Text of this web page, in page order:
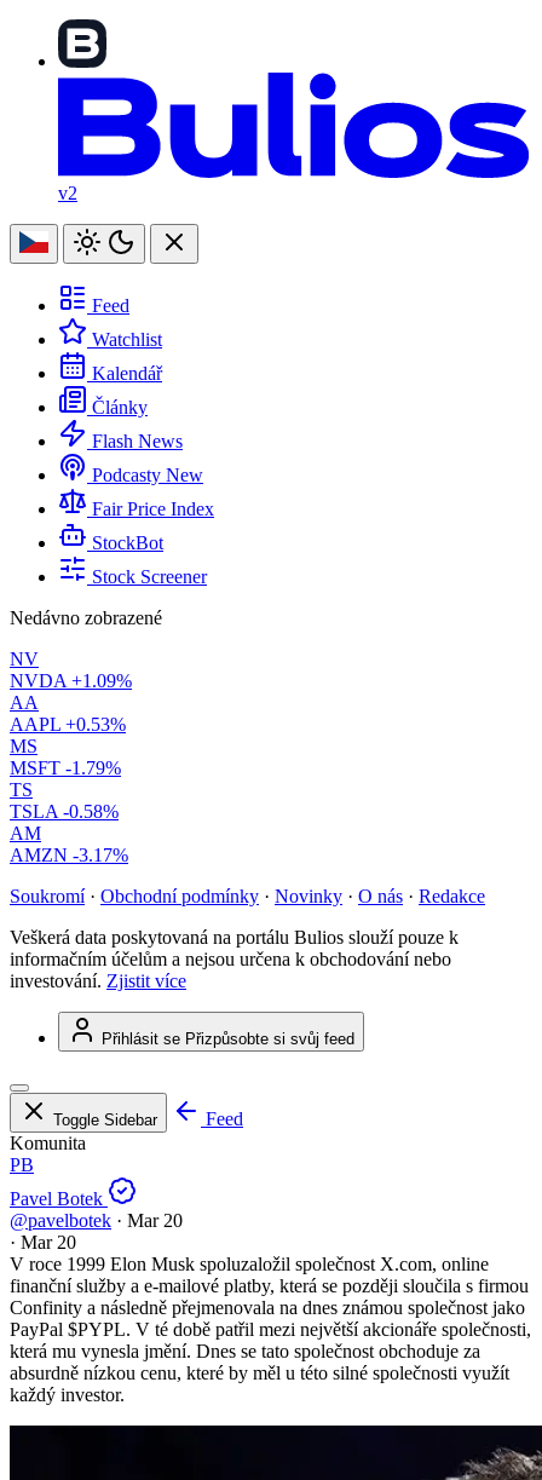
v2
Feed
Watchlist
Kalendář
Články
Flash News
Podcasty New
Fair Price Index
StockBot
Stock Screener
Nedávno zobrazené
NV
NVDA +1.09%
AA
AAPL +0.53%
MS
MSFT -1.79%
TS
TSLA -0.58%
AM
AMZN -3.17%
Soukromí · Obchodní podmínky · Novinky · O nás · Redakce
Veškerá data poskytovaná na portálu Bulios slouží pouze k
informačním účelům a nejsou určena k obchodování nebo
investování. Zjistit více
Přihlásit se Přizpůsobte si svůj feed
Toggle Sidebar
Feed
Komunita
PB
Pavel Botek
@pavelbotek · Mar 20
· Mar 20
V roce 1999 Elon Musk spoluzaložil společnost X.com, online
finanční služby a e-mailové platby, která se později sloučila s firmou
Confinity a následně přejmenovala na dnes známou společnost jako
PayPal $PYPL. V té době patřil mezi největší akcionáře společnosti,
která mu vynesla jmění. Dnes se tato společnost obchoduje za
absurdně nízkou cenu, které by měl u této silné společnosti využít
každý investor.